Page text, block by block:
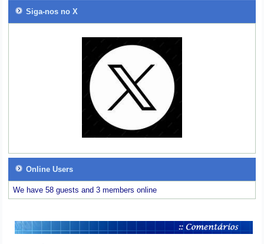
Siga-nos no X
Online Users
We have 58 guests and 3 members online